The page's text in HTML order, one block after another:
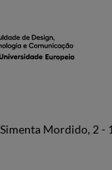
Mordido, 2 -